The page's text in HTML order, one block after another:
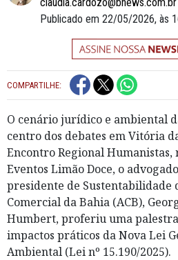
Publicado em 22/05/2026, às
COMPARTILHE:
O cenário jurídico e ambiental
centro dos debates em Vitória
Encontro Regional Humanistas,
Eventos Limão Doce, o
presidente de Sustentabilidade
Comercial da Bahia (ACB),
Humbert, proferiu uma palestra
impactos práticos da Nova Lei
Ambiental (Lei nº 15.190/2025).